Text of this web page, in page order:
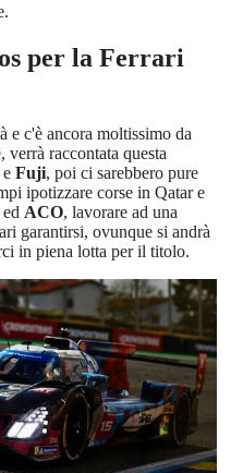
per la Ferrari
e c'è ancora moltissimo da
raccontata questa
e Fuji, poi ci sarebbero pure
ipotizzare corse in Qatar e
ed ACO, lavorare ad una
garantirsi, ovunque si andrà
in piena lotta per il titolo.